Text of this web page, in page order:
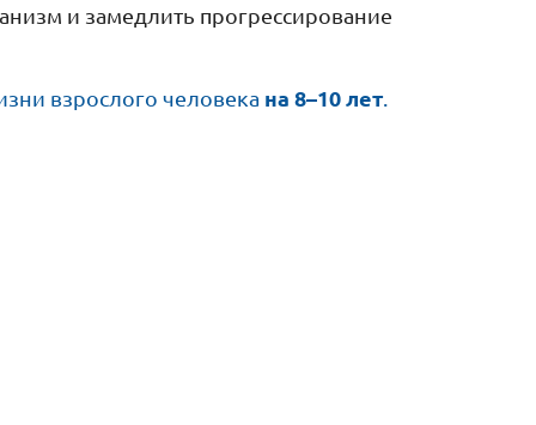
и замедлить прогрессирование
взрослого человека на 8–10 лет.